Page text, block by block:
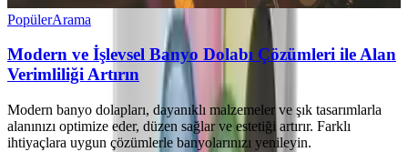
PopülerArama
Modern ve İşlevsel Banyo Dolabı Çözümleri ile Alan
Verimliliği Artırın
Modern banyo dolapları, dayanıklı malzemeler ve şık tasarımlarla
alanınızı optimize eder, düzen sağlar ve estetiği artırır. Farklı
ihtiyaçlara uygun çözümlerle banyolarınızı yenileyin.